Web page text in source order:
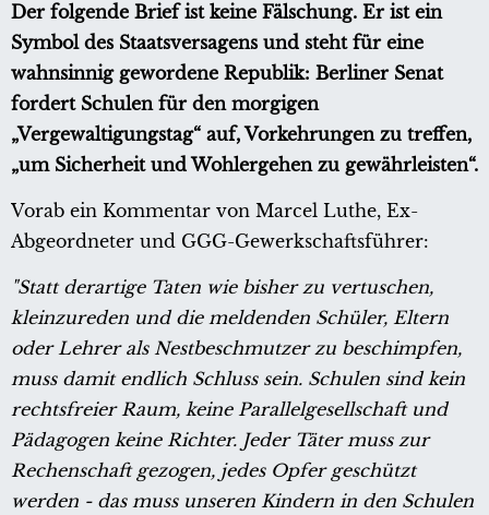
Der folgende Brief ist keine Fälschung. Er ist ein
Symbol des Staatsversagens und steht für eine
wahnsinnig gewordene Republik: Berliner Senat
fordert Schulen für den morgigen
„Vergewaltigungstag“ auf, Vorkehrungen zu treffen,
„um Sicherheit und Wohlergehen zu gewährleisten“.
Vorab ein Kommentar von Marcel Luthe, Ex-
Abgeordneter und GGG-Gewerkschaftsführer:
"Statt derartige Taten wie bisher zu vertuschen,
kleinzureden und die meldenden Schüler, Eltern
oder Lehrer als Nestbeschmutzer zu beschimpfen,
muss damit endlich Schluss sein. Schulen sind kein
rechtsfreier Raum, keine Parallelgesellschaft und
Pädagogen keine Richter. Jeder Täter muss zur
Rechenschaft gezogen, jedes Opfer geschützt
werden - das muss unseren Kindern in den Schulen